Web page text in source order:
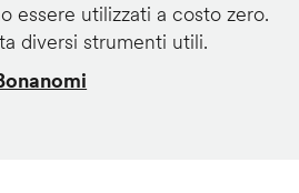
essere utilizzati a costo zero.
diversi strumenti utili.